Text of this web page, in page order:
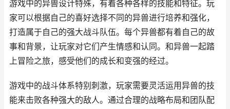
游戏中的异兽设计特殊，有着各种各样的技能和特征。玩
家可以根据自己的喜好选择不同的异兽进行培养和强化，
打造属于自己的强大战斗队伍。每个异兽都有着自己的故
事和背景，让玩家对它们产生情感和认同。和异兽一起踏
上冒险之旅，感受他们的成长和变强的经过。
游戏中的战斗体系特别刺激，玩家需要灵活运用异兽的技
能来击败各种强大的敌人。通过合理的战略布局和团队配